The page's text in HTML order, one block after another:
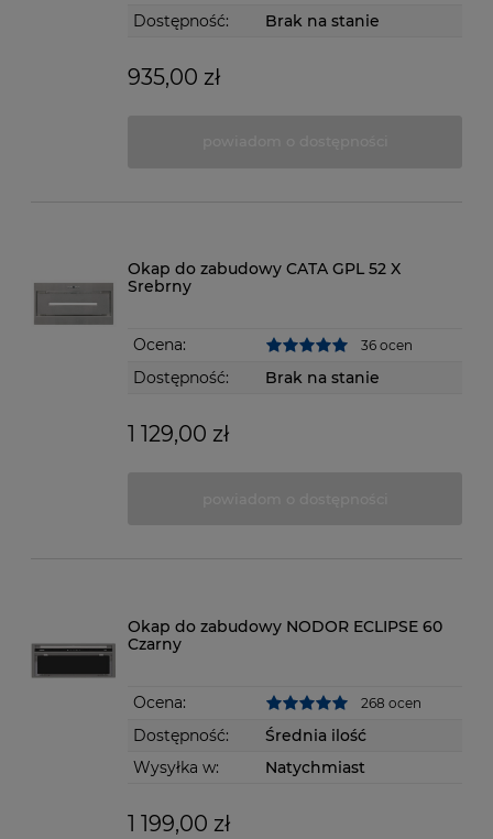
Dostępność: Brak na stanie
935,00 zł
Okap do zabudowy CATA GPL 52 X
Srebrny
Ocena: 36 ocen
Dostępność: Brak na stanie
1 129,00 zł
Okap do zabudowy NODOR ECLIPSE 60
Czarny
Ocena: 268 ocen
Dostępność:
Średnia ilość
Wysyłka w:
Natychmiast
1 199,00 zł